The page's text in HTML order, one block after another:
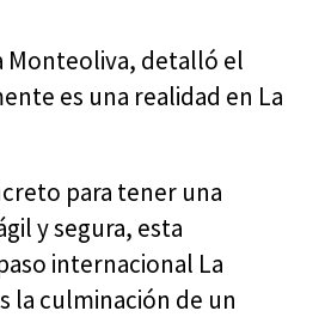
Monteoliva, detalló el
es una realidad en La
para tener una
y segura, esta
internacional La
la culminación de un